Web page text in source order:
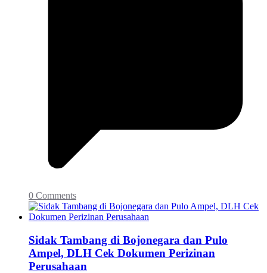
0 Comments
Sidak Tambang di Bojonegara dan Pulo
Ampel, DLH Cek Dokumen Perizinan
Perusahaan